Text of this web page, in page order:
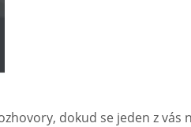
dokud se jeden z vás